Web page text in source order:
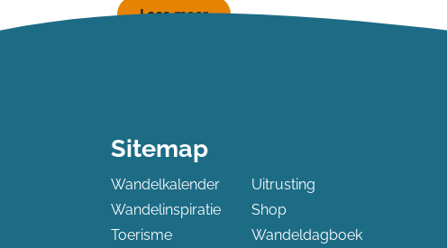
Lees meer
Sitemap
Wandelkalender
Wandelinspiratie
Toerisme
Uitrusting
Shop
Wandeldagboek